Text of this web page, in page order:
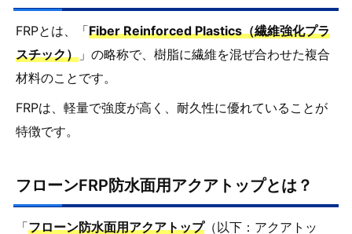
FRPとは、「Fiber Reinforced Plastics（繊維強化プラ
スチック） 」の略称で、樹脂に繊維を混ぜ合わせた複合
材料のことです。
FRPは、軽量で強度が高く、耐久性に優れていることが
特徴です。
フローンFRP防水面用アクアトップとは？
「フローン防水面用アクアトップ（以下：アクアトッ